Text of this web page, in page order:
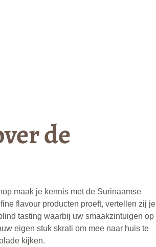
de
maak je kennis met de Surinaamse
flavour producten proeft, vertellen zij je
tasting waarbij uw smaakzintuigen op
eigen stuk skrati om mee naar huis te
kijken.